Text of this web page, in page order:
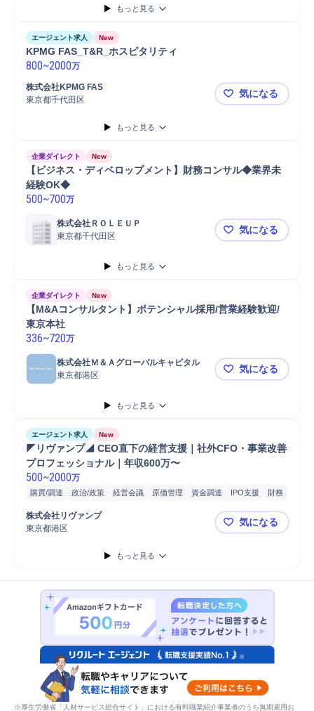
もっと見る
エージェント求人 New
KPMG FAS_T&R_ホスピタリティ
800~2000万
株式会社KPMG FAS
東京都千代田区
KPMG
気になる
もっと見る
企業ダイレクト New
【ビジネス・ディベロップメント】財務コンサル◆業界未
経験OK◆
500~700万
株式会社ＲＯＬＥＵＰ
東京都千代田区
【ビジネス
気になる
もっと見る
企業ダイレクト New
【M&Aコンサルタント】ポテンシャル採用/営業経験歓迎/
東京本社
336~720万
株式会社Ｍ＆Ａグローバルキャピタル
東京都港区
【M&Aコン
気になる
もっと見る
エージェント求人 New
◤リヴァンプ◢ CEO直下の経営支援｜社外CFO・事業改善
プロフェッショナル｜年収600万〜
500~2000万
購買/調達 政治/政策 経営会議 原価管理 資金調達 IPO支援
財務
IPO
管理会計 レポーティング
ファイナンス
分析
資金調達支援
株式会社リヴァンプ
東京都港区
◤リヴァン
気になる
もっと見る
※厚生労働省「人材サービス総合サイト」における有料職業紹介事業者のうち無期雇用お